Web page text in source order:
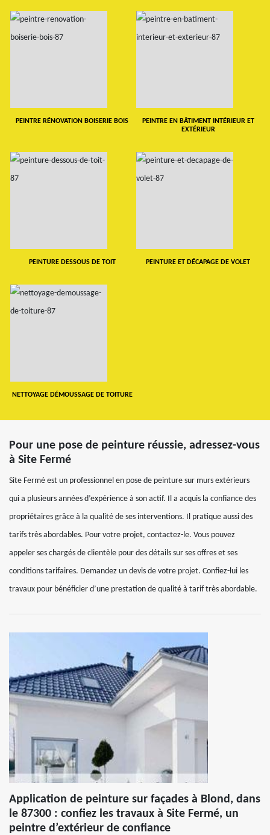
PEINTRE RÉNOVATION BOISERIE BOIS
PEINTRE EN BÂTIMENT INTÉRIEUR ET
EXTÉRIEUR
PEINTURE DESSOUS DE TOIT PEINTURE ET DÉCAPAGE DE VOLET
NETTOYAGE DÉMOUSSAGE DE TOITURE
Pour une pose de peinture réussie, adressez-vous
à Site Fermé
Site Fermé est un professionnel en pose de peinture sur murs extérieurs
qui a plusieurs années d’expérience à son actif. Il a acquis la confiance des
propriétaires grâce à la qualité de ses interventions. Il pratique aussi des
tarifs très abordables. Pour votre projet, contactez-le. Vous pouvez
appeler ses chargés de clientèle pour des détails sur ses offres et ses
conditions tarifaires. Demandez un devis de votre projet. Confiez-lui les
travaux pour bénéficier d’une prestation de qualité à tarif très abordable.
Application de peinture sur façades à Blond, dans
le 87300 : confiez les travaux à Site Fermé, un
peintre d’extérieur de confiance